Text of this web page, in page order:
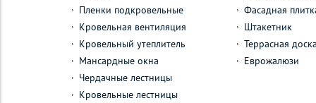
Пленки подкровельные
Кровельная вентиляция
Кровельный утеплитель
Мансардные окна
Чердачные лестницы
Кровельные лестницы
Фасадная
Штакетник
Террасная доска
Еврожалюзи